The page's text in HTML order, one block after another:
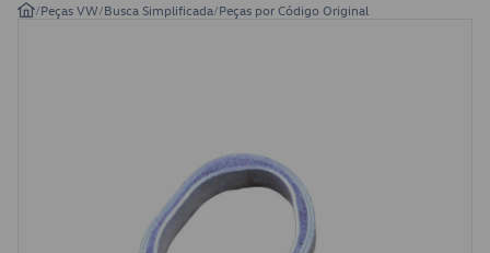
/Peças VW/Busca Simplificada/Peças por Código Original